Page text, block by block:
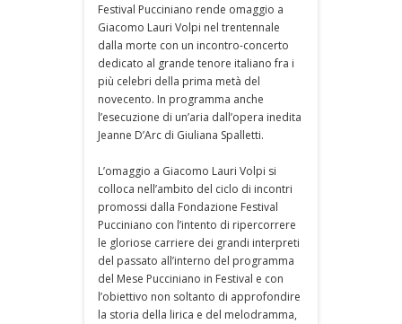
Festival Pucciniano rende omaggio a
Giacomo Lauri Volpi nel trentennale
dalla morte con un incontro-concerto
dedicato al grande tenore italiano fra i
più celebri della prima metà del
novecento. In programma anche
l’esecuzione di un’aria dall’opera inedita
Jeanne D’Arc di Giuliana Spalletti.
L’omaggio a Giacomo Lauri Volpi si
colloca nell’ambito del ciclo di incontri
promossi dalla Fondazione Festival
Pucciniano con l’intento di ripercorrere
le gloriose carriere dei grandi interpreti
del passato all’interno del programma
del Mese Pucciniano in Festival e con
l’obiettivo non soltanto di approfondire
la storia della lirica e del melodramma,